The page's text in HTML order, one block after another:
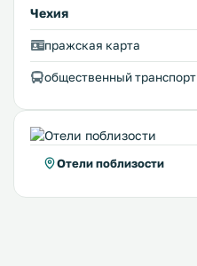
Чехия
пражская карта
общественный транспорт
Отели поблизости